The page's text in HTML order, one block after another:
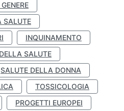
SALUTE
INQUINAMENTO
SALUTE
SALUTE DELLA DONNA
TOSSICOLOGIA
PROGETTI EUROPEI